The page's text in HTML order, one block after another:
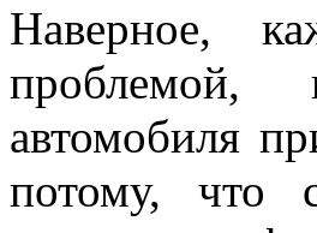
Наверное,
проблемой,
автомобиля
потому, что